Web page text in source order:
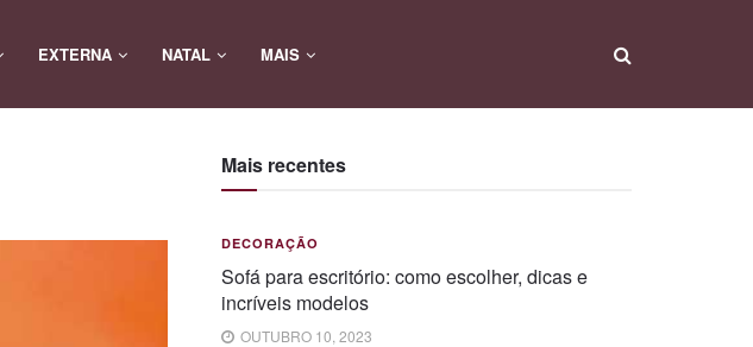
EXTERNA NATAL MAIS
Mais recentes
DECORAÇÃO
Sofá para escritório: como escolher, dicas e
incríveis modelos
OUTUBRO 10, 2023